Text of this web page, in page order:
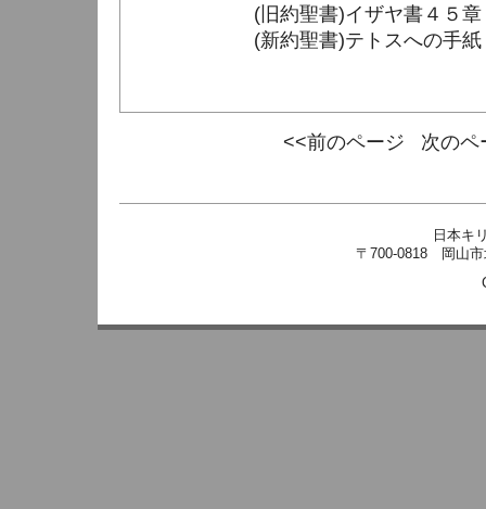
(旧約聖書)イザヤ書４５章
(新約聖書)テトスへの手紙２
<<前のページ 次のペ
日本キ
〒700-0818 岡山市